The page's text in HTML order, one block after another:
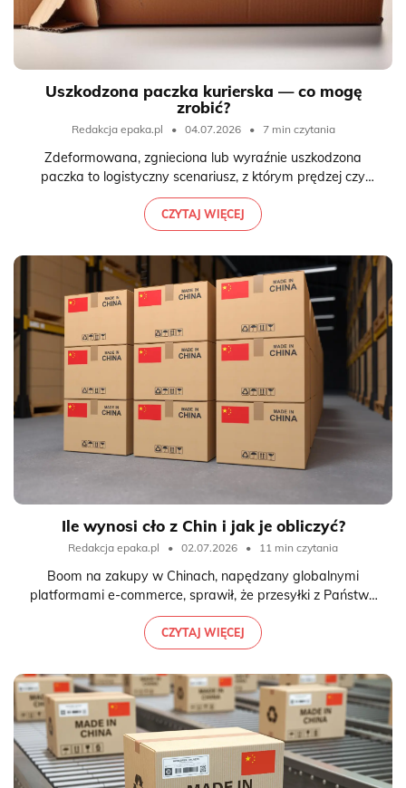
Uszkodzona paczka kurierska — co mogę
zrobić?
Redakcja epaka.pl • 04.07.2026 • 7 min czytania
Zdeformowana, zgnieciona lub wyraźnie uszkodzona
paczka to logistyczny scenariusz, z którym prędzej czy
później zetknie się każdy, kto regularnie nadaje lub odbiera
towary. Dlatego zawczasu warto wiedzieć, jak
zareagować w takiej sytuacji.
CZYTAJ WIĘCEJ
Ile wynosi cło z Chin i jak je obliczyć?
Redakcja epaka.pl • 02.07.2026 • 11 min czytania
Boom na zakupy w Chinach, napędzany globalnymi
platformami e-commerce, sprawił, że przesyłki z Państwa
Środka stały się stałym elementem polskiego krajobrazu
zakupowego... razem z pytaniem pt. „ile wynosi cło z
Chin?”.
CZYTAJ WIĘCEJ